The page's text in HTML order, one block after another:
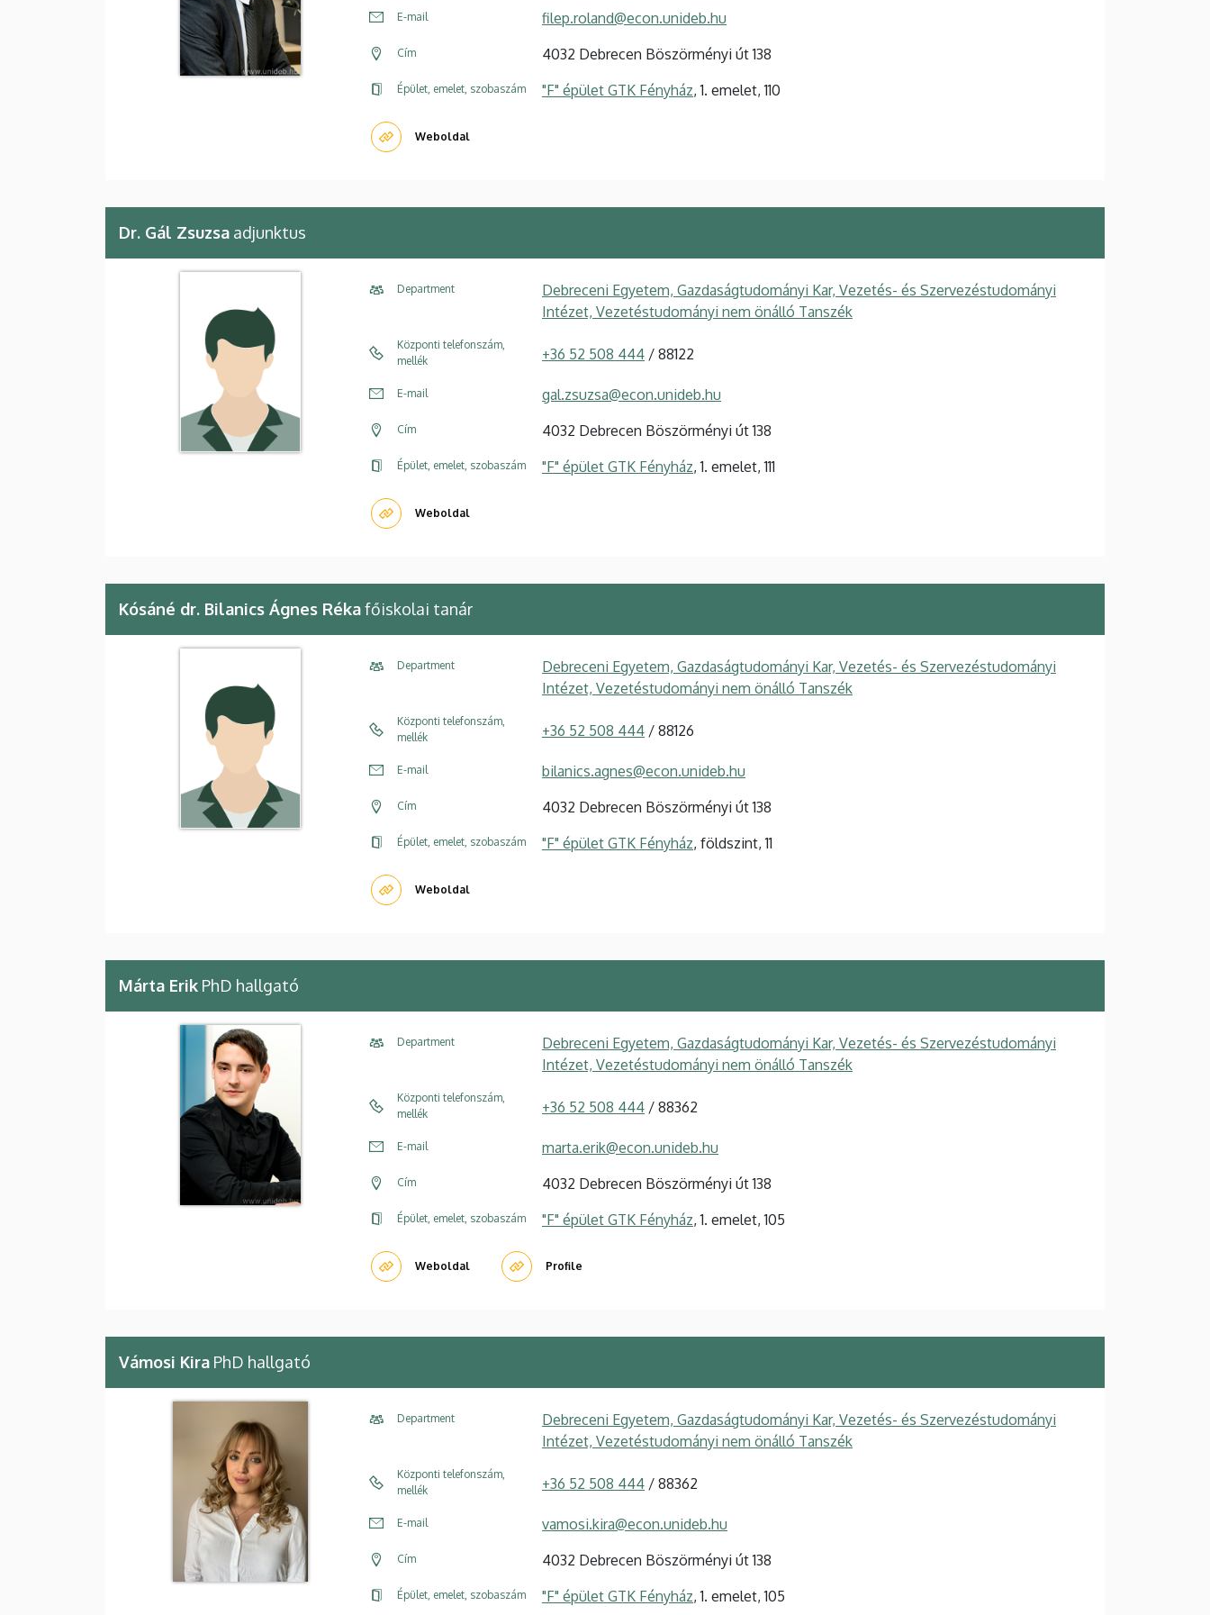
E-mail filep.roland@econ.unideb.hu
Cím 4032 Debrecen Böszörményi út 138
Épület, emelet, szobaszám "F" épület GTK Fényház, 1. emelet, 110
Weboldal
Dr. Gál Zsuzsa adjunktus
Department
Debreceni Egyetem, Gazdaságtudományi Kar, Vezetés- és Szervezéstudományi
Intézet, Vezetéstudományi nem önálló Tanszék
Központi telefonszám,
mellék
+36 52 508 444 / 88122
E-mail gal.zsuzsa@econ.unideb.hu
Cím 4032 Debrecen Böszörményi út 138
Épület, emelet, szobaszám "F" épület GTK Fényház, 1. emelet, 111
Weboldal
Kósáné dr. Bilanics Ágnes Rékafőiskolai tanár
Department
Debreceni Egyetem, Gazdaságtudományi Kar, Vezetés- és Szervezéstudományi
Intézet, Vezetéstudományi nem önálló Tanszék
Központi telefonszám,
mellék
+36 52 508 444 / 88126
E-mail bilanics.agnes@econ.unideb.hu
Cím 4032 Debrecen Böszörményi út 138
Épület, emelet, szobaszám "F" épület GTK Fényház, földszint, 11
Weboldal
Márta Erik PhD hallgató
Department
Debreceni Egyetem, Gazdaságtudományi Kar, Vezetés- és Szervezéstudományi
Intézet, Vezetéstudományi nem önálló Tanszék
Központi telefonszám,
mellék
+36 52 508 444 / 88362
E-mail marta.erik@econ.unideb.hu
Cím 4032 Debrecen Böszörményi út 138
Épület, emelet, szobaszám "F" épület GTK Fényház, 1. emelet, 105
Weboldal Profile
Vámosi Kira PhD hallgató
Department
Debreceni Egyetem, Gazdaságtudományi Kar, Vezetés- és Szervezéstudományi
Intézet, Vezetéstudományi nem önálló Tanszék
Központi telefonszám,
mellék
+36 52 508 444 / 88362
E-mail vamosi.kira@econ.unideb.hu
Cím 4032 Debrecen Böszörményi út 138
Épület, emelet, szobaszám "F" épület GTK Fényház, 1. emelet, 105